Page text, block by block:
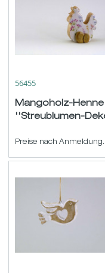
56455
Mangoholz-Henne
''Streublumen-
H9,5cm
Preise nach Anmeldung.